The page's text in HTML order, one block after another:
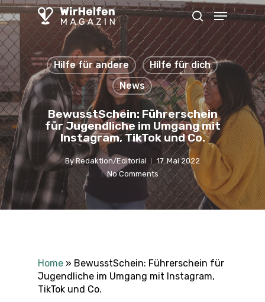
Skip
to
main
content
search
Menu
Hilfe für andere
Hilfe für dich
News
BewusstSchein: Führerschein
für Jugendliche im Umgang mit
Instagram, TikTok und Co.
By Redaktion/Editorial
17. Mai 2022
No Comments
Home » BewusstSchein: Führerschein für
Jugendliche im Umgang mit Instagram,
TikTok und Co.